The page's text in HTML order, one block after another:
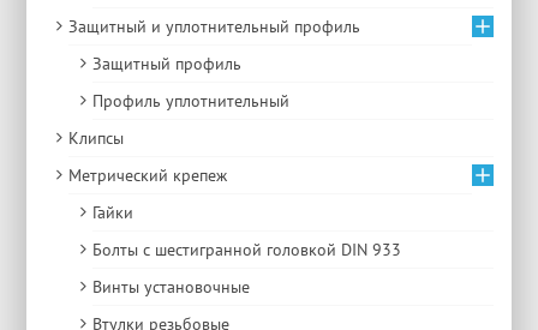
Защитный и уплотнительный профиль
Защитный профиль
Профиль уплотнительный
Клипсы
Метрический крепеж
Гайки
Болты с шестигранной головкой DIN 933
Винты установочные
Втулки резьбовые